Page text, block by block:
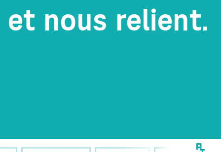
et nous relient.